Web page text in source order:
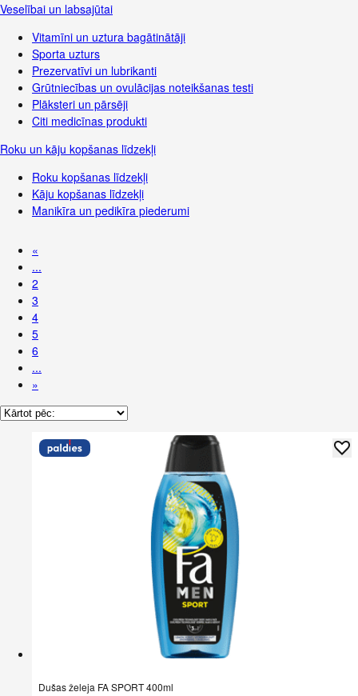
Veselībai un labsajūtai
Vitamīni un uztura bagātinātāji
Sporta uzturs
Prezervatīvi un lubrikanti
Grūtniecības un ovulācijas noteikšanas testi
Plāksteri un pārsēji
Citi medicīnas produkti
Roku un kāju kopšanas līdzekļi
Roku kopšanas līdzekļi
Kāju kopšanas līdzekļi
Manikīra un pedikīra piederumi
«
...
2
3
4
5
6
...
»
Dušas želeja FA SPORT 400ml